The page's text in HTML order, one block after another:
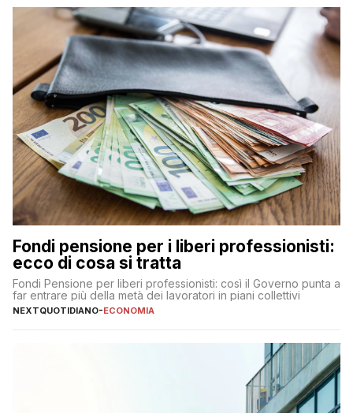
Fondi pensione per i liberi professionisti:
ecco di cosa si tratta
Fondi Pensione per liberi professionisti: così il Governo punta a
far entrare più della metà dei lavoratori in piani collettivi
NEXTQUOTIDIANO-ECONOMIA